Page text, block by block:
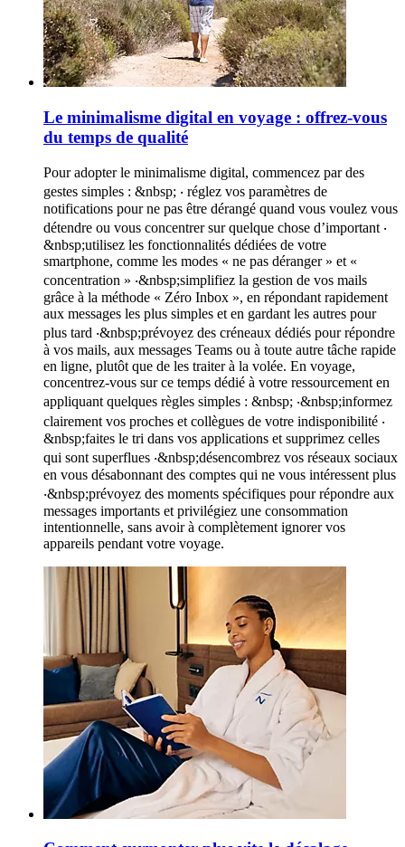
Le minimalisme digital en voyage : offrez-vous
du temps de qualité
Pour adopter le minimalisme digital, commencez par des
gestes simples : &nbsp; ‧ réglez vos paramètres de
notifications pour ne pas être dérangé quand vous voulez vous
détendre ou vous concentrer sur quelque chose d’important ‧
&nbsp;utilisez les fonctionnalités dédiées de votre
smartphone, comme les modes « ne pas déranger » et «
concentration » ‧&nbsp;simplifiez la gestion de vos mails
grâce à la méthode « Zéro Inbox », en répondant rapidement
aux messages les plus simples et en gardant les autres pour
plus tard ‧&nbsp;prévoyez des créneaux dédiés pour répondre
à vos mails, aux messages Teams ou à toute autre tâche rapide
en ligne, plutôt que de les traiter à la volée. En voyage,
concentrez-vous sur ce temps dédié à votre ressourcement en
appliquant quelques règles simples : &nbsp; ‧&nbsp;informez
clairement vos proches et collègues de votre indisponibilité ‧
&nbsp;faites le tri dans vos applications et supprimez celles
qui sont superflues ‧&nbsp;désencombrez vos réseaux sociaux
en vous désabonnant des comptes qui ne vous intéressent plus
‧&nbsp;prévoyez des moments spécifiques pour répondre aux
messages importants et privilégiez une consommation
intentionnelle, sans avoir à complètement ignorer vos
appareils pendant votre voyage.